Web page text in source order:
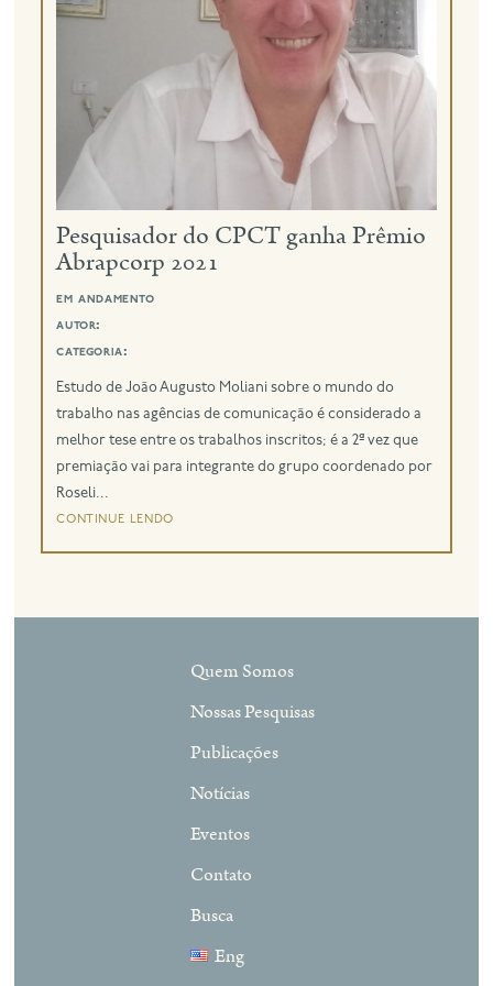
eng
Pesquisador do CPCT ganha Prêmio
Abrapcorp 2021
em andamento
autor:
categoria:
Estudo de João Augusto Moliani sobre o mundo do
trabalho nas agências de comunicação é considerado a
melhor tese entre os trabalhos inscritos; é a 2ª vez que
premiação vai para integrante do grupo coordenado por
Roseli...
continue lendo
Quem Somos
Nossas Pesquisas
Publicações
Notícias
Eventos
Contato
Busca
Eng